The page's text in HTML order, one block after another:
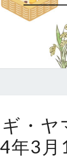
・ヤ
年3月